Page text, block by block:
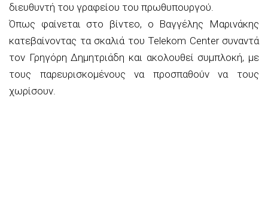
διευθυντή του γραφείου του πρωθυπουργού.
Όπως φαίνεται στο βίντεο, ο Βαγγέλης Μαρινάκης
κατεβαίνοντας τα σκαλιά του Telekom Center συναντά
τον Γρηγόρη Δημητριάδη και ακολουθεί συμπλοκή, με
τους παρευρισκομένους να προσπαθούν να τους
χωρίσουν.